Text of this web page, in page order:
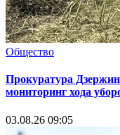
Общество
Прокуратура
мониторинг хода
03.08.26 09:05